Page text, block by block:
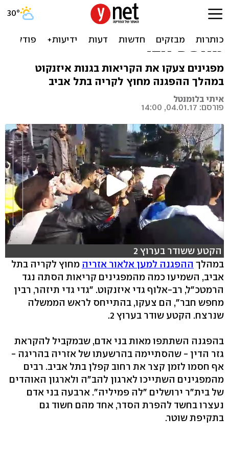
הסתה נגד הרמטכ"ל בהפגנה
למען אזריה: "גדי תיזהר, רבין
מחפש חבר"
מפגינים צעקו את הקריאות בגנות איזנקוט
במהלך ההפגנה מחוץ לקריה בתל אביב
איתי בלומנטל
פורסם: 04.01.17, 14:00
הקטע ששודר בערוץ 2
במהלך ההפגנה למען אלאור אזריה מחוץ לקריה בתל
אביב, השמיעו כמה מהמפגינים קריאות הסתה נגד
הרמטכ"ל, רב-אלוף גדי איזנקוט. "גדי גדי תיזהר, רבין
מחפש חבר", הם צעקו, בהתייחס לראש הממשלה
שנרצח. הקטע שודר בערוץ 2.
בהפגנה השתתפו מאות בני אדם, שבמקביל להקראת
גזר הדין - שהסתיימה בהרשעתו של אזריה בהריגה -
אף חסמו לזמן קצר את רחוב קפלן בתל אביב. רבים
מהמפגינים השתייכו לארגון להב"ה ולארגון האוהדים
של בית"ר ירושלים "לה פמיליה". ארבעה בני אדם
נעצרו בחשד להפרת הסדר, אחד מהם חשוד גם
בתקיפת שוטר.